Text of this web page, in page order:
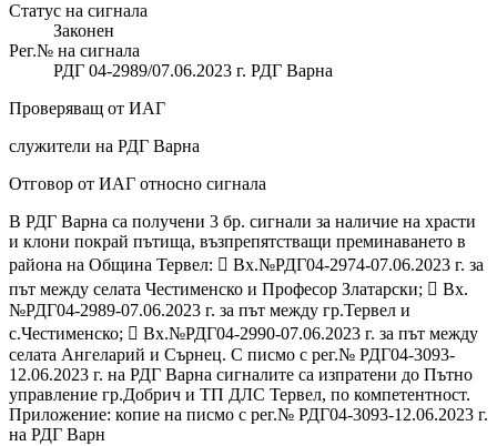
Статус на сигнала
Законен
Рег.№ на сигнала
РДГ 04-2989/07.06.2023 г. РДГ Варна
Проверяващ от ИАГ
служители на РДГ Варна
Отговор от ИАГ относно сигнала
В РДГ Варна са получени 3 бр. сигнали за наличие на храсти
и клони покрай пътища, възпрепятстващи преминаването в
района на Община Тервел:  Вх.№РДГ04-2974-07.06.2023 г. за
път между селата Честименско и Професор Златарски;  Вх.
№РДГ04-2989-07.06.2023 г. за път между гр.Тервел и
с.Честименско;  Вх.№РДГ04-2990-07.06.2023 г. за път между
селата Ангеларий и Сърнец. С писмо с рег.№ РДГ04-3093-
12.06.2023 г. на РДГ Варна сигналите са изпратени до Пътно
управление гр.Добрич и ТП ДЛС Тервел, по компетентност.
Приложение: копие на писмо с рег.№ РДГ04-3093-12.06.2023 г.
на РДГ Варн